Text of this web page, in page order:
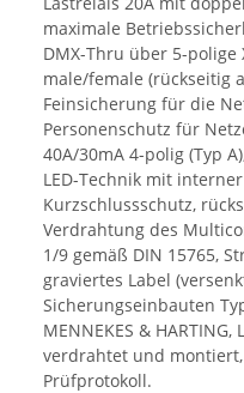
maximale
DMX-Thru über 5-polige
male/female (rückseitig
Feinsicherung für die
Personenschutz für
40A/30mA 4-polig (Typ
LED-Technik mit
Kurzschlussschutz,
Verdrahtung des
1/9 gemäß DIN 15765,
graviertes Label
Sicherungseinbauten
MENNEKES &
verdrahtet und
Prüfprotokoll.